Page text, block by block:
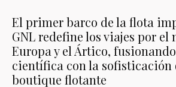
El primer barco de la flota
GNL redefine los viajes por el
Europa y el Ártico,
científica con la sofisticación
boutique flotante